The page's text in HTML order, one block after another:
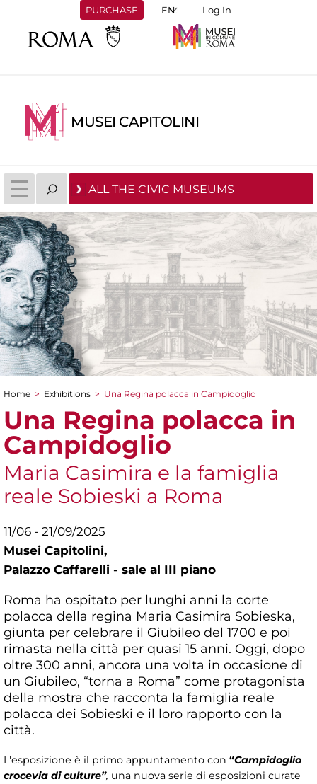
PURCHASE Log In
MUSEI CAPITOLINI
ALL THE CIVIC MUSEUMS
You are here
Home > Exhibitions > Una Regina polacca in Campidoglio
Una Regina polacca in
Campidoglio
Maria Casimira e la famiglia
reale Sobieski a Roma
11/06 - 21/09/2025
Musei Capitolini,
Palazzo Caffarelli - sale al III piano
Roma ha ospitato per lunghi anni la corte
polacca della regina Maria Casimira Sobieska,
giunta per celebrare il Giubileo del 1700 e poi
rimasta nella città per quasi 15 anni. Oggi, dopo
oltre 300 anni, ancora una volta in occasione di
un Giubileo, “torna a Roma” come protagonista
della mostra che racconta la famiglia reale
polacca dei Sobieski e il loro rapporto con la
città.
L'esposizione è il primo appuntamento con “Campidoglio
crocevia di culture”, una nuova serie di esposizioni curate